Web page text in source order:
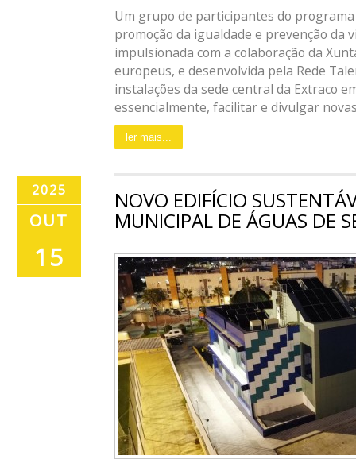
Um grupo de participantes do
promoção da igualdade e prevenção da
impulsionada com a colaboração da
europeus, e desenvolvida pela Rede
instalações da sede central da Extraco
essencialmente, facilitar e divulgar
ler mais...
2025
OUT
15
NOVO EDIFÍCIO
MUNICIPAL DE ÁGUAS DE